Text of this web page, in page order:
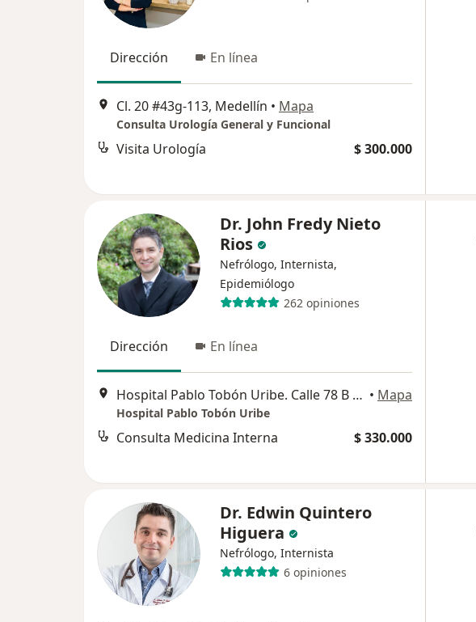
Dirección En línea
Cl. 20 #43g-113, Medellín • Mapa
Consulta Urología General y Funcional
Visita Urología $ 300.000
Dr. John Fredy Nieto
Rios
Nefrólogo, Internista,
Epidemiólogo
262 opiniones
Dirección En línea
Hospital Pablo Tobón Uribe. Calle 78 B 69 -240. Torre B. Primer Piso. Consulta Privada. Consultorio 161, Medellín • Mapa
Hospital Pablo Tobón Uribe
Consulta Medicina Interna $ 330.000
Dr. Edwin Quintero
Higuera
Nefrólogo, Internista
6 opiniones